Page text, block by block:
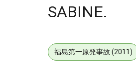
SABINE.
福島第一原発事故 (2011)